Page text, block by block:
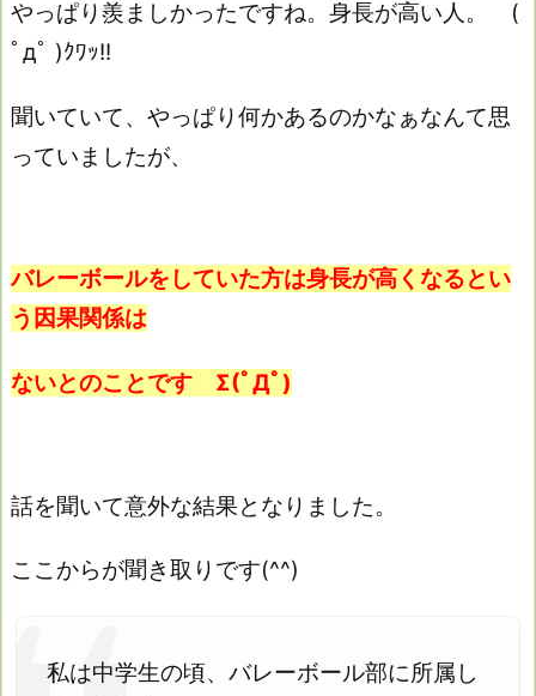
やっぱり羨ましかったですね。身長が高い人。 (
ﾟдﾟ )ｸﾜｯ!!
聞いていて、やっぱり何かあるのかなぁなんて思
っていましたが、
バレーボールをしていた方は身長が高くなるとい
う因果関係は
ないとのことです Σ(ﾟДﾟ)
話を聞いて意外な結果となりました。
ここからが聞き取りです(^^)
私は中学生の頃、バレーボール部に所属し